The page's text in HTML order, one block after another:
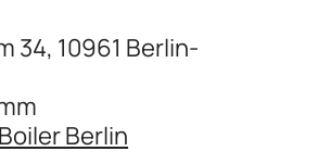
34, 10961 Berlin-
Berlin